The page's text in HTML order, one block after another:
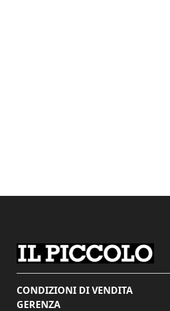
CONDIZIONI DI VENDITA
GERENZA